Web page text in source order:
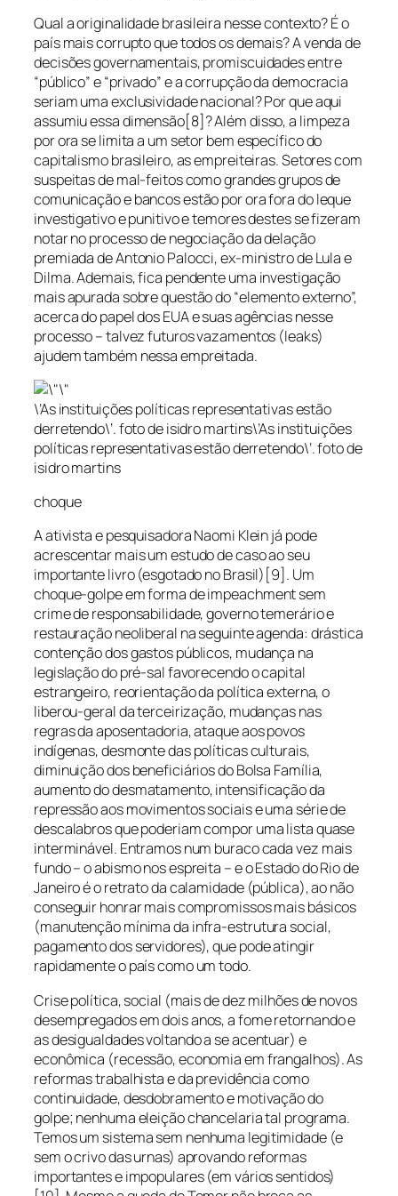
Qual a originalidade brasileira nesse contexto? É o
país mais corrupto que todos os demais? A venda de
decisões governamentais, promiscuidades entre
“público” e “privado” e a corrupção da democracia
seriam uma exclusividade nacional? Por que aqui
assumiu essa dimensão[8]? Além disso, a limpeza
por ora se limita a um setor bem específico do
capitalismo brasileiro, as empreiteiras. Setores com
suspeitas de mal-feitos como grandes grupos de
comunicação e bancos estão por ora fora do leque
investigativo e punitivo e temores destes se fizeram
notar no processo de negociação da delação
premiada de Antonio Palocci, ex-ministro de Lula e
Dilma. Ademais, fica pendente uma investigação
mais apurada sobre questão do “elemento externo”,
acerca do papel dos EUA e suas agências nesse
processo – talvez futuros vazamentos (leaks)
ajudem também nessa empreitada.
\’As instituições políticas representativas estão
derretendo\’. foto de isidro martins\’As instituições
políticas representativas estão derretendo\’. foto de
isidro martins
choque
A ativista e pesquisadora Naomi Klein já pode
acrescentar mais um estudo de caso ao seu
importante livro (esgotado no Brasil)[9]. Um
choque-golpe em forma de impeachment sem
crime de responsabilidade, governo temerário e
restauração neoliberal na seguinte agenda: drástica
contenção dos gastos públicos, mudança na
legislação do pré-sal favorecendo o capital
estrangeiro, reorientação da política externa, o
liberou-geral da terceirização, mudanças nas
regras da aposentadoria, ataque aos povos
indígenas, desmonte das políticas culturais,
diminuição dos beneficiários do Bolsa Família,
aumento do desmatamento, intensificação da
repressão aos movimentos sociais e uma série de
descalabros que poderiam compor uma lista quase
interminável. Entramos num buraco cada vez mais
fundo – o abismo nos espreita – e o Estado do Rio de
Janeiro é o retrato da calamidade (pública), ao não
conseguir honrar mais compromissos mais básicos
(manutenção mínima da infra-estrutura social,
pagamento dos servidores), que pode atingir
rapidamente o país como um todo.
Crise política, social (mais de dez milhões de novos
desempregados em dois anos, a fome retornando e
as desigualdades voltando a se acentuar) e
econômica (recessão, economia em frangalhos). As
reformas trabalhista e da previdência como
continuidade, desdobramento e motivação do
golpe; nenhuma eleição chancelaria tal programa.
Temos um sistema sem nenhuma legitimidade (e
sem o crivo das urnas) aprovando reformas
importantes e impopulares (em vários sentidos)